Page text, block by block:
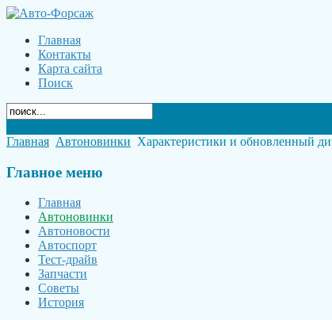
Главная
Контакты
Карта сайта
Поиск
Главная Автоновинки Характеристики и обновленный
Главное меню
Главная
Автоновинки
Автоновости
Автоспорт
Тест-драйв
Запчасти
Советы
История